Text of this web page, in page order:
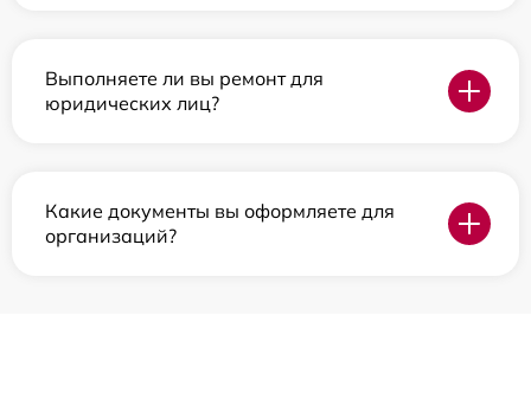
Выполняете ли вы ремонт для
юридических лиц?
Какие документы вы оформляете для
организаций?